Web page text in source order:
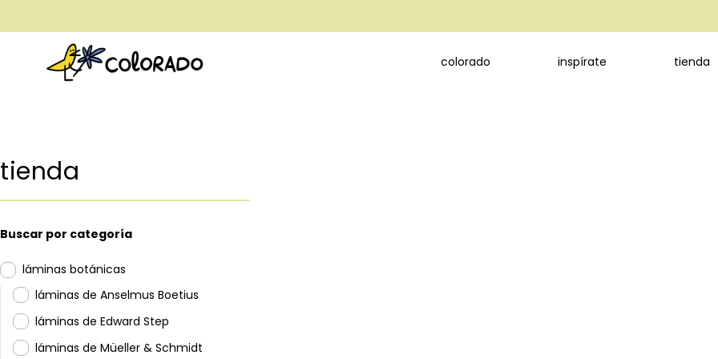
envío gratis a partir de 28€
colorado inspírate tienda
tienda
Buscar por categoría
láminas botánicas
láminas de Anselmus Boetius
láminas de Edward Step
láminas de Müeller & Schmidt